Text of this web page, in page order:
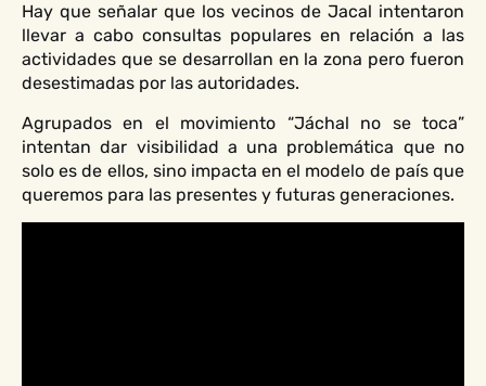
Hay que señalar que los vecinos de Jacal intentaron
llevar a cabo consultas populares en relación a las
actividades que se desarrollan en la zona pero fueron
desestimadas por las autoridades.
Agrupados en el movimiento “Jáchal no se toca”
intentan dar visibilidad a una problemática que no
solo es de ellos, sino impacta en el modelo de país que
queremos para las presentes y futuras generaciones.